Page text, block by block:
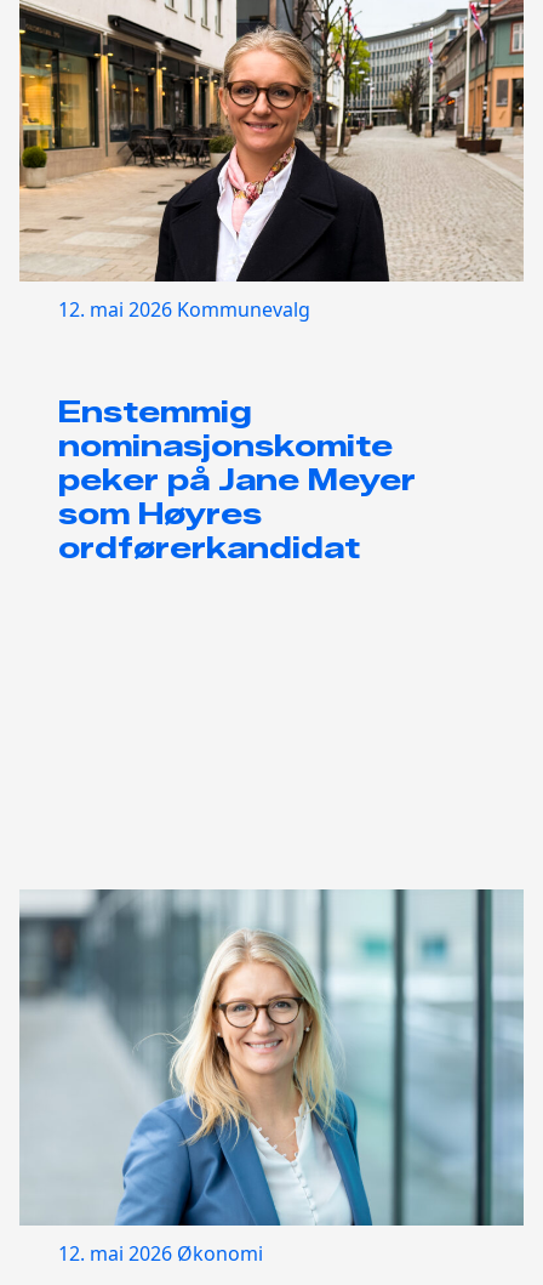
12. mai 2026 Kommunevalg
Enstemmig
nominasjonskomite
peker på Jane Meyer
som Høyres
ordførerkandidat
12. mai 2026 Økonomi